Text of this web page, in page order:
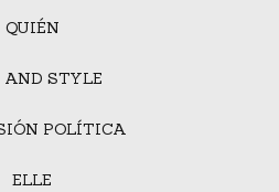
QUIÉN
AND STYLE
POLÍTICA
ELLE